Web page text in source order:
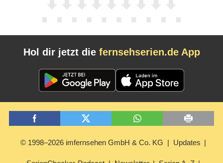
Hol dir jetzt die fernsehserien.de App
© 1998–2026 imfernsehen GmbH & Co. KG Updates